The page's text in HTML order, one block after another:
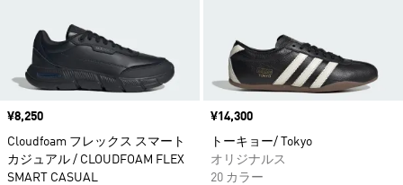
価格
¥8,250
Cloudfoam フレックス スマート
カジュアル / CLOUDFOAM FLEX
SMART CASUAL
価格
¥14,300
トーキョー/ Tokyo
オリジナルス
20 カラー